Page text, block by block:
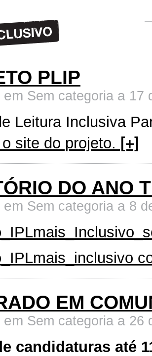
PLIP
em Sem categoria a 17
Leitura Inclusiva
site do projeto. [+]
DO ANO
em Sem categoria a 8
EM
em Sem categoria a 26
candidaturas até